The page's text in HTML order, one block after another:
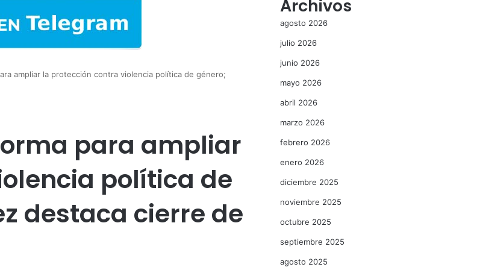
ampliar la protección contra violencia política de género;
para ampliar
política de
destaca cierre de
Archivos
agosto 2026
julio 2026
junio 2026
mayo 2026
abril 2026
marzo 2026
febrero 2026
enero 2026
diciembre 2025
noviembre 2025
octubre 2025
septiembre 2025
agosto 2025